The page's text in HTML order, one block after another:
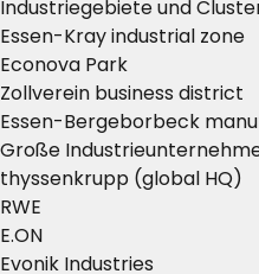
Industriegebiete und
Essen-Kray industrial zone
Econova Park
Zollverein business district
Essen-Bergeborbeck
Große
thyssenkrupp (global HQ)
RWE
E.ON
Evonik Industries